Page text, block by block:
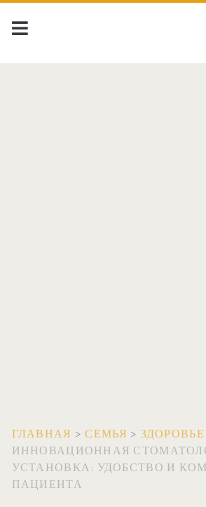
ГЛАВНАЯ >СЕМЬЯ > ЗДОРОВЬЕ
ИННОВАЦИОННАЯ
УСТАНОВКА: УДОБСТВО И
ПАЦИЕНТА